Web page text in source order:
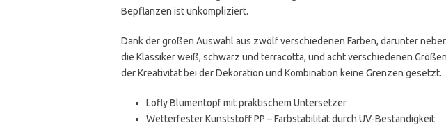
Bepflanzen ist unkompliziert.
Dank der großen Auswahl aus zwölf verschiedenen Farben, darunter
die Klassiker weiß, schwarz und terracotta, und acht verschiedenen
der Kreativität bei der Dekoration und Kombination keine Grenzen gesetzt.
Lofly Blumentopf mit praktischem Untersetzer
Wetterfester Kunststoff PP – Farbstabilität durch UV-Beständigkeit